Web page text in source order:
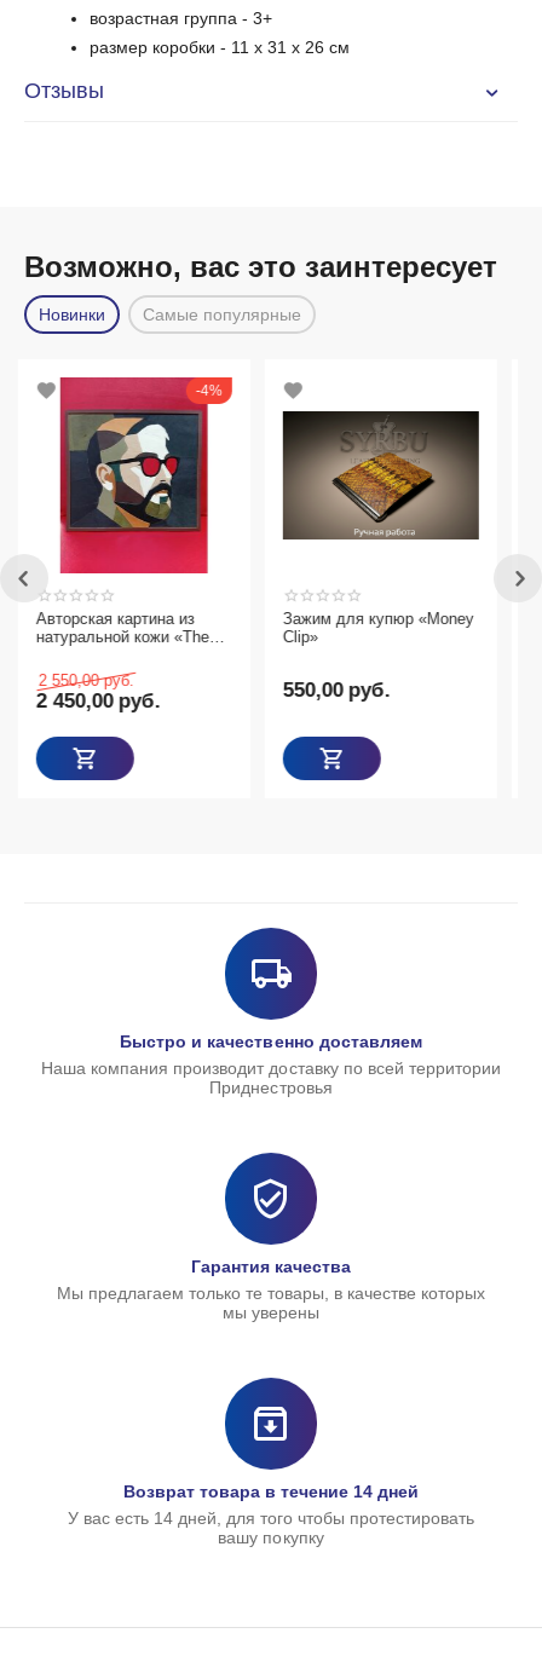
возрастная группа - 3+
размер коробки - 11 x 31 x 26 см
Отзывы
Возможно, вас это заинтересует
Новинки Самые популярные
4%
Зажим для купюр «Money
Clip»
550,00
3-Д пазлы Корабль
89,00
Товаров с
Быстро и качественно доставляем
Наша компания производит доставку по всей территории
Приднестровья
Гарантия качества
Мы предлагаем только те товары, в качестве которых
мы уверены
Возврат товара в течение 14 дней
У вас есть 14 дней, для того чтобы протестировать
вашу покупку